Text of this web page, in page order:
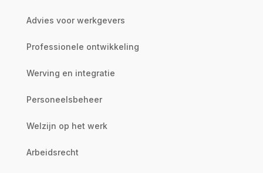
Advies voor werkgevers
Professionele ontwikkeling
Werving en integratie
Personeelsbeheer
Welzijn op het werk
Arbeidsrecht